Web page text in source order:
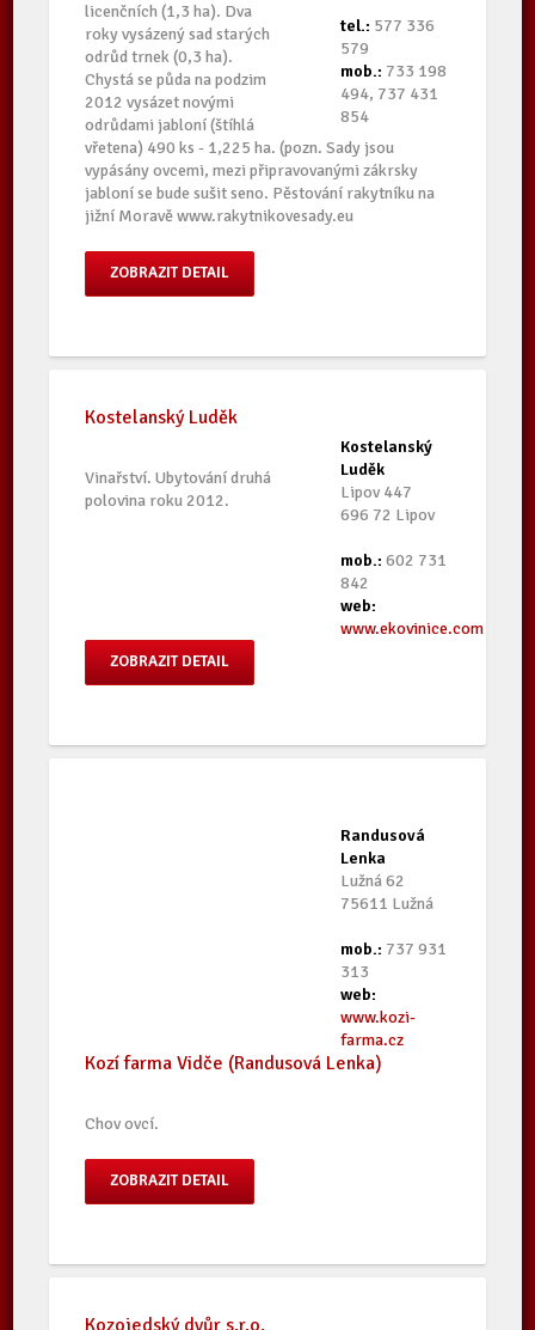
tel.: 577 336
579
mob.: 733 198
494, 737 431
854
licenčních (1,3 ha). Dva
roky vysázený sad starých
odrůd trnek (0,3 ha).
Chystá se půda na podzim
2012 vysázet novými
odrůdami jabloní (štíhlá
vřetena) 490 ks - 1,225 ha. (pozn. Sady jsou
vypásány ovcemi, mezi připravovanými zákrsky
jabloní se bude sušit seno. Pěstování rakytníku na
jižní Moravě www.rakytnikovesady.eu
ZOBRAZIT DETAIL
Kostelanský
Luděk
Lipov 447
696 72 Lipov
mob.: 602 731
842
web:
www.ekovinice.com
Kostelanský Luděk
Vinařství. Ubytování druhá
polovina roku 2012.
ZOBRAZIT DETAIL
Randusová
Lenka
Lužná 62
75611 Lužná
mob.: 737 931
313
web:
www.kozi-
farma.cz
Kozí farma Vidče (Randusová Lenka)
Chov ovcí.
ZOBRAZIT DETAIL
Kozojedský dvůr s.r.o.